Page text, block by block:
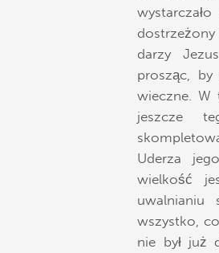
darzy
prosząc,
wieczne. W
jeszcze
Uderza
wielkość
uwalnianiu
wszystko,
nie był już